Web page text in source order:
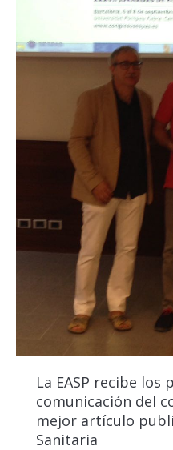
La EASP recibe
comunicación del
mejor artículo
Sanitaria